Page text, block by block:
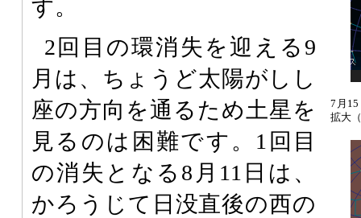
7月
拡大（
す。
2回目の環消失を迎える9
月は、ちょうど太陽がしし
座の方向を通るため土星を
見るのは困難です。1回目
の消失となる8月11日は、
かろうじて日没直後の西の